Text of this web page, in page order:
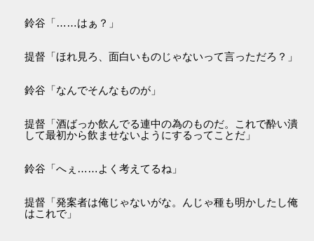
鈴谷「……はぁ？」
提督「ほれ見ろ、面白いものじゃないって言っただろ？」
鈴谷「なんでそんなものが」
提督「酒ばっか飲んでる連中の為のものだ。これで酔い潰
して最初から飲ませないようにするってことだ」
鈴谷「へぇ……よく考えてるね」
提督「発案者は俺じゃないがな。んじゃ種も明かしたし俺
はこれで」